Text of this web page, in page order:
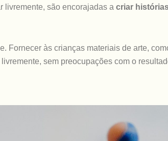
livremente, são encorajadas a criar
Fornecer às crianças materiais de arte,
sem preocupações com o